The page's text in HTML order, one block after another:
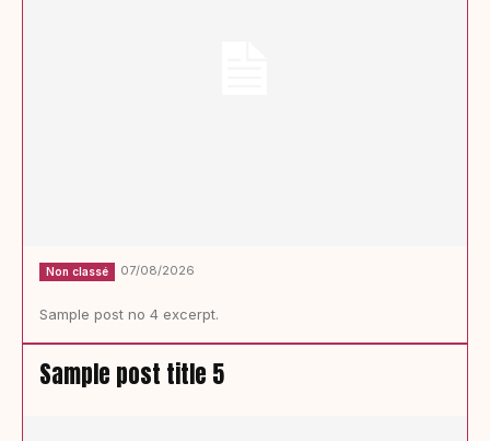
Non classé 07/08/2026
Sample post no 4 excerpt.
Sample post title 5